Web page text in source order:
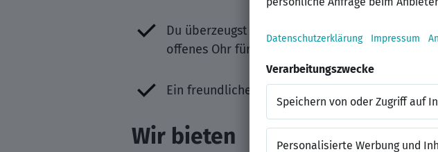
Du überzeugst durch digitale Affinität,
offenes Ohr für neue Ideen.
Ein freundliches, sicheres Auftreten und ein
Wir bieten